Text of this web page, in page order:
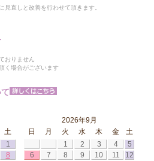
直しと改善を行わせて頂きます。
おりません
く場合がございます
土
1
8
2026年9月
日
月 火 水 木 金
土
1
2 3 4
5
6
7 8 9 10 11
12